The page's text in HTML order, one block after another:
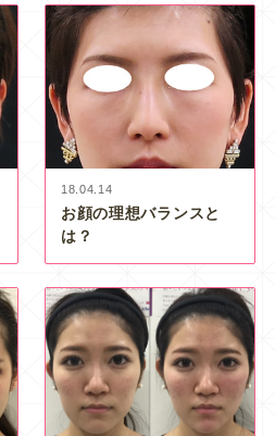
18.04.14
お顔の理想バランスと
は？